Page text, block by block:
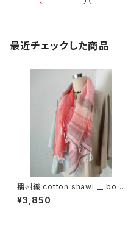
最近チェックした商品
播州織 cotton shawl __ bord
er 120
¥3,850